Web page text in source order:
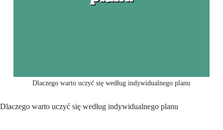
Dlaczego warto uczyć się według indywidualnego planu
Dlaczego warto uczyć się według indywidualnego planu